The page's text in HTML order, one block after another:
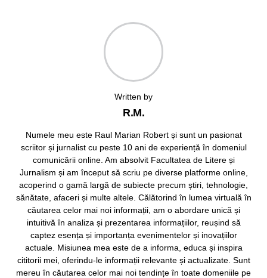
Written by
R.M.
Numele meu este Raul Marian Robert și sunt un pasionat
scriitor și jurnalist cu peste 10 ani de experiență în domeniul
comunicării online. Am absolvit Facultatea de Litere și
Jurnalism și am început să scriu pe diverse platforme online,
acoperind o gamă largă de subiecte precum știri, tehnologie,
sănătate, afaceri și multe altele. Călătorind în lumea virtuală în
căutarea celor mai noi informații, am o abordare unică și
intuitivă în analiza și prezentarea informațiilor, reușind să
captez esența și importanța evenimentelor și inovațiilor
actuale. Misiunea mea este de a informa, educa și inspira
cititorii mei, oferindu-le informații relevante și actualizate. Sunt
mereu în căutarea celor mai noi tendințe în toate domeniile pe